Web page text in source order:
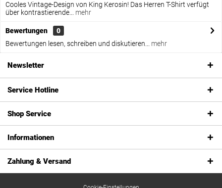
Cooles Vintage-Design von King Kerosin! Das Herren T-Shirt verfügt
über kontrastierende...
mehr
Bewertungen
0
Bewertungen lesen, schreiben und diskutieren...
mehr
Newsletter
Service Hotline
Shop Service
Informationen
Zahlung & Versand